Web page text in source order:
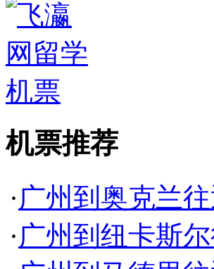
机票推荐
·广州到奥克兰
·广州到纽卡斯